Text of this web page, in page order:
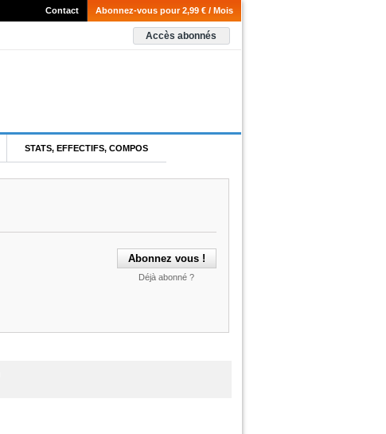
Abonnez-vous pour 2,99 € / Mois
Contact
Accès abonnés
STATS, EFFECTIFS, COMPOS
Déjà abonné ?